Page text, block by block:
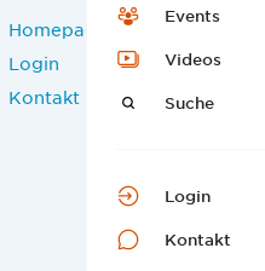
Events
Videos
Suche
Login
Kontakt
Homepage
Login
Kontakt